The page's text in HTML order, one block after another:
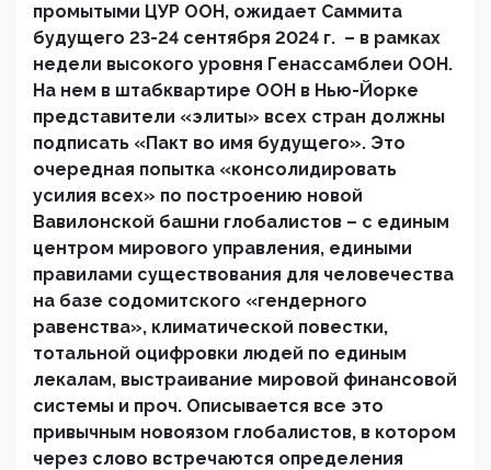
промытыми ЦУР ООН, ожидает Саммита
будущего 23-24 сентября 2024 г. – в рамках
недели высокого уровня Генассамблеи ООН.
На нем в штабквартире ООН в Нью-Йорке
представители «элиты» всех стран должны
подписать «Пакт во имя будущего». Это
очередная попытка «консолидировать
усилия всех» по построению новой
Вавилонской башни глобалистов – с единым
центром мирового управления, едиными
правилами существования для человечества
на базе содомитского «гендерного
равенства», климатической повестки,
тотальной оцифровки людей по единым
лекалам, выстраивание мировой финансовой
системы и проч. Описывается все это
привычным новоязом глобалистов, в котором
через слово встречаются определения